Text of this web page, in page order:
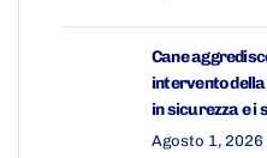
Cane
intervento della
in sicurezza e i
Agosto 1, 2026